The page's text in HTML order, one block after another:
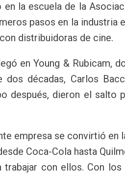
la escuela de la
pasos en la industria
distribuidoras de cine.
en Young & Rubicam,
dos décadas, Carlos
después, dieron el salto
empresa se convirtió en
Coca-Cola hasta
trabajar con ellos. Con